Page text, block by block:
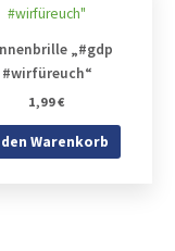
„#gdp
#wirfüreuch“
1,99€
Warenkorb